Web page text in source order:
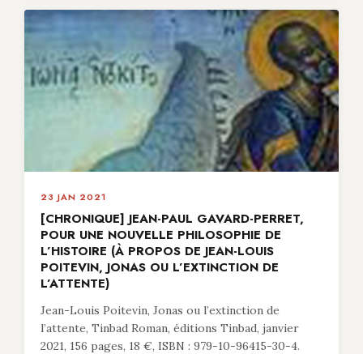
23 JAN 2021
[CHRONIQUE] JEAN-PAUL GAVARD-PERRET,
POUR UNE NOUVELLE PHILOSOPHIE DE
L’HISTOIRE (À PROPOS DE JEAN-LOUIS
POITEVIN, JONAS OU L’EXTINCTION DE
L’ATTENTE)
Jean-Louis Poitevin, Jonas ou l’extinction de
l’attente, Tinbad Roman, éditions Tinbad, janvier
2021, 156 pages, 18 €, ISBN : 979-10-96415-30-4.